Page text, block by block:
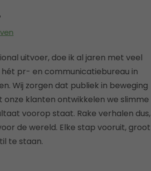
uitvoer, doe ik al jaren met veel
hét pr- en communicatiebureau in
Wij zorgen dat publiek in beweging
klanten ontwikkelen we slimme
voorop staat. Rake verhalen dus,
de wereld. Elke stap vooruit, groot
te staan.